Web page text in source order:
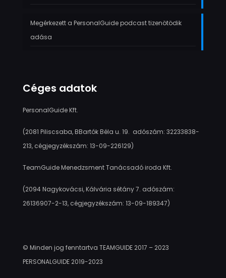
Megérkezett a PersonalGuide podcast tizenötödik
adása
Céges adatok
PersonalGuide Kft.
(2081 Piliscsaba, BBartók Béla u. 19. adószám: 32233838-
213, cégjegyzékszám: 13-09-226129)
TeamGuide Menedzsment Tanácsadó iroda Kft.
(2094 Nagykovácsi, Kálvária sétány 7. adószám:
26136907-2-13, cégjegyzékszám: 13-09-189347)
© Minden jog fenntartva TEAMGUIDE 2017 – 2023
PERSONALGUIDE 2019-2023